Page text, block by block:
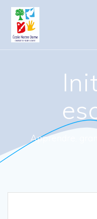
Apprendre,